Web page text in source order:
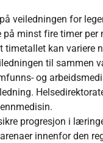
veiledningen for
minst fire timer per
timetallet kan variere
til sammen
og
progresjon i
innenfor den